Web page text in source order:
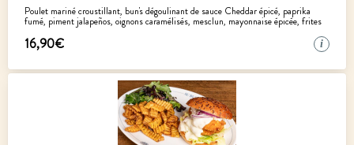
Poulet mariné croustillant, bun's dégoulinant de sauce Cheddar épicé, paprika
fumé, piment jalapeños, oignons caramélisés, mesclun, mayonnaise épicée, frites
16,90€ i